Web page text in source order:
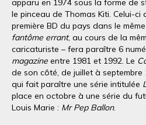
apparu en 1974 sous la forme de
le pinceau de Thomas Kiti. Celui-
première BD du pays dans le
fantôme errant, au cours de la
caricaturiste – fera paraître 6
magazine entre 1981 et 1992. Le
de son côté, de juillet à septembre
qui fait paraître une série intitulée
place en octobre à une série du
Louis Marie : Mr Pep Ballon.